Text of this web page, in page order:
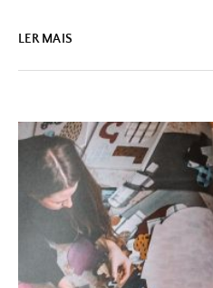
LER MAIS